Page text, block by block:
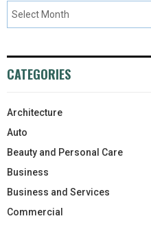
CATEGORIES
Architecture
Auto
Beauty and Personal Care
Business
Business and Services
Commercial